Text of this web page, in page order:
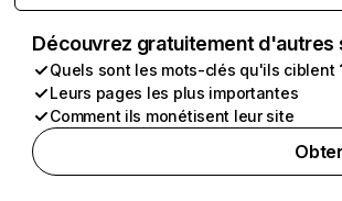
Découvrez gratuitement
Quels sont les mots-clés qu'ils ciblent
Leurs pages les plus importantes
Comment ils monétisent leur site